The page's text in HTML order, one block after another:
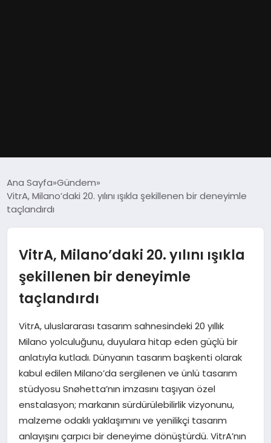
DÜNYA
MAGAZIN
SAĞLIK
SIYASET
SPOR
TEKNOLOJI
Ana Sayfa Gündem
VitrA, Milano’daki 20. yılını ışıkla şekillenen bir deneyimle
taçlandırdı
VitrA, Milano’daki 20. yılını ışıkla
şekillenen bir deneyimle
taçlandırdı
VitrA, uluslararası tasarım sahnesindeki 20 yıllık
Milano yolculuğunu, duyulara hitap eden güçlü bir
anlatıyla kutladı. Dünyanın tasarım başkenti olarak
kabul edilen Milano’da sergilenen ve ünlü tasarım
stüdyosu Snøhetta’nın imzasını taşıyan özel
enstalasyon; markanın sürdürülebilirlik vizyonunu,
malzeme odaklı yaklaşımını ve yenilikçi tasarım
anlayışını çarpıcı bir deneyime dönüştürdü. VitrA’nın